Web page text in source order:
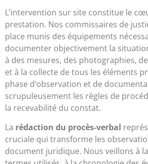
L’intervention sur site constitue le
prestation. Nos commissaires de
place munis des équipements
documenter objectivement la
à des mesures, des photographies,
et à la collecte de tous les éléments
phase d’observation et de
scrupuleusement les règles de
la recevabilité du constat.
La rédaction du procès-verbal
cruciale qui transforme les
document juridique. Nous veillons à